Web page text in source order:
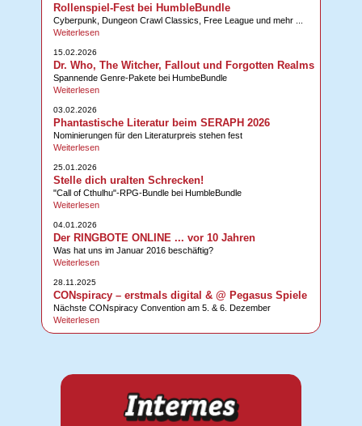
Rollenspiel-Fest bei HumbleBundle
Cyberpunk, Dungeon Crawl Classics, Free League und mehr ...
Weiterlesen
15.02.2026
Dr. Who, The Witcher, Fallout und Forgotten Realms
Spannende Genre-Pakete bei HumbeBundle
Weiterlesen
03.02.2026
Phantastische Literatur beim SERAPH 2026
Nominierungen für den Literaturpreis stehen fest
Weiterlesen
25.01.2026
Stelle dich uralten Schrecken!
"Call of Cthulhu"-RPG-Bundle bei HumbleBundle
Weiterlesen
04.01.2026
Der RINGBOTE ONLINE ... vor 10 Jahren
Was hat uns im Januar 2016 beschäftig?
Weiterlesen
28.11.2025
CONspiracy – erstmals digital & @ Pegasus Spiele
Nächste CONspiracy Convention am 5. & 6. Dezember
Weiterlesen